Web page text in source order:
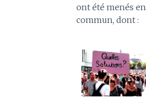
ont été menés en
commun, dont :